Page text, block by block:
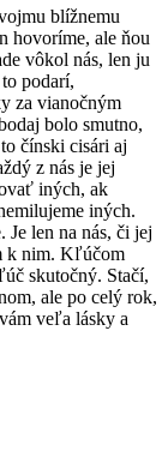
blížnemu
hovoríme, ale ňou
vôkol nás, len ju
podarí,
za vianočným
bolo smutno,
čínski cisári aj
z nás je jej
iných, ak
iných.
Je len na nás, či jej
k nim. Kľúčom
skutočný. Stačí,
ale po celý rok,
veľa lásky a